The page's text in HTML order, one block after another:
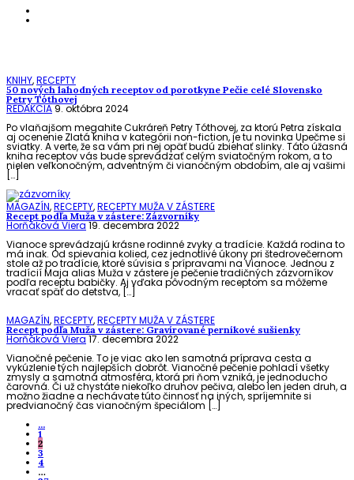
KNIHY,RECEPTY
50 nových lahodných receptov od porotkyne Pečie celé Slovensko
Petry Tóthovej
REDAKCIA9. októbra 2024
Po vlaňajšom megahite Cukráreň Petry Tóthovej, za ktorú Petra získala
aj ocenenie Zlatá kniha v kategórii non-fiction, je tu novinka Upečme si
sviatky. A verte, že sa vám pri nej opäť budú zbiehať slinky. Táto úžasná
kniha receptov vás bude sprevádzať celým sviatočným rokom, a to
nielen veľkonočným, adventným či vianočným obdobím, ale aj vašimi
[…]
MAGAZÍN,RECEPTY,RECEPTY MUŽA V ZÁSTERE
Recept podľa Muža v zástere: Zázvorníky
Horňáková Viera19. decembra 2022
Vianoce sprevádzajú krásne rodinné zvyky a tradície. Každá rodina to
má inak. Od spievania kolied, cez jednotlivé úkony pri štedrovečernom
stole až po tradície, ktoré súvisia s prípravami na Vianoce. Jednou z
tradícií Maja alias Muža v zástere je pečenie tradičných zázvorníkov
podľa receptu babičky. Aj vďaka pôvodným receptom sa môžeme
vracať späť do detstva, […]
MAGAZÍN,RECEPTY,RECEPTY MUŽA V ZÁSTERE
Recept podľa Muža v zástere: Gravírované perníkové sušienky
Horňáková Viera17. decembra 2022
Vianočné pečenie. To je viac ako len samotná príprava cesta a
vykúzlenie tých najlepších dobrôt. Vianočné pečenie pohladí všetky
zmysly a samotná atmosféra, ktorá pri ňom vzniká, je jednoducho
čarovná. Či už chystáte niekoľko druhov pečiva, alebo len jeden druh, a
možno žiadne a nechávate túto činnosť na iných, spríjemnite si
predvianočný čas vianočným špeciálom […]
...
1
2
3
4
…